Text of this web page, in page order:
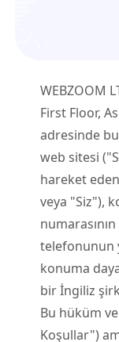
WEBZOOM
First Floor,
adresinde
web sitesi
hareket
veya "Siz"),
telefonunun
konuma
bir İngiliz
Bu hüküm
Koşullar")